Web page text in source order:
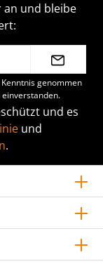
an und bleibe
genommen
und es
und
.